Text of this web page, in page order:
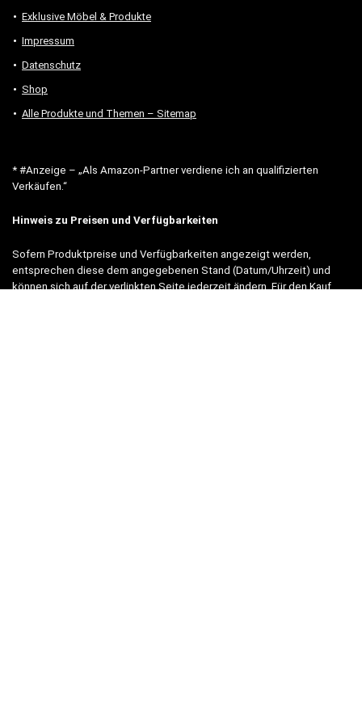
Exklusive Möbel & Produkte
Impressum
Datenschutz
Shop
Alle Produkte und Themen – Sitemap
* #Anzeige – „Als Amazon-Partner verdiene ich an qualifizierten
Verkäufen.“
Hinweis zu Preisen und Verfügbarkeiten
Sofern Produktpreise und Verfügbarkeiten angezeigt werden,
entsprechen diese dem angegebenen Stand (Datum/Uhrzeit) und
können sich auf der verlinkten Seite jederzeit ändern. Für den Kauf